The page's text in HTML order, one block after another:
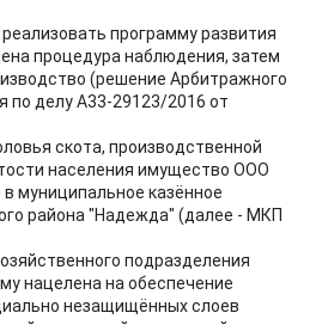
программу развития
процедура наблюдения, затем
(решение Арбитражного
по делу А33-29123/2016 от
скота, производственной
населения имущество ООО
муниципальное казённое
района "Надежда" (далее - МКП
подразделения
нацелена на обеспечение
незащищённых слоев